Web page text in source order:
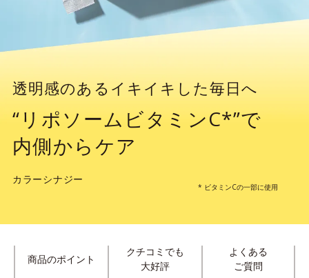
透明感のあるイキイキした毎日へ
“リポソームビタミンC*”で
内側からケア
カラーシナジー
* ビタミンCの一部に使用
商品のポイント
クチコミでも
大好評
よくある
ご質問